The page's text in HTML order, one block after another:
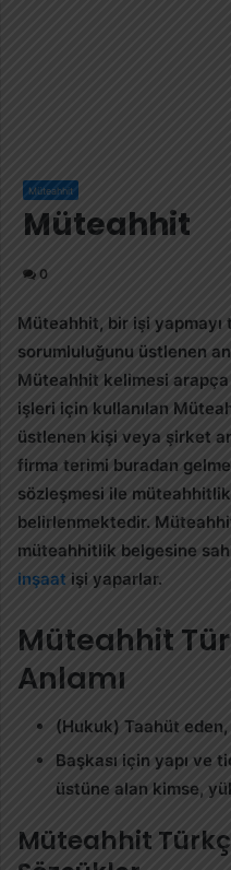
Müteahhit
Müteahhit
0
Müteahhit, bir işi yapmayı
sorumluluğunu üstlenen
Müteahhit kelimesi
işleri için kullanılan
üstlenen kişi veya şirket
firma terimi buradan
sözleşmesi ile
belirlenmektedir.
müteahhitlik belgesine
inşaat işi yaparlar.
Müteahhit
Anlamı
(Hukuk) Taahüt
Başkası için yapı ve
üstüne alan kimse,
Müteahhit